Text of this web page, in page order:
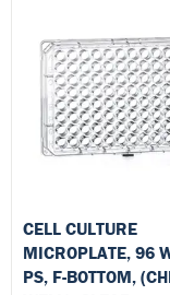
CELL CULTURE
MICROPLATE, 96
PS, F-BOTTOM,